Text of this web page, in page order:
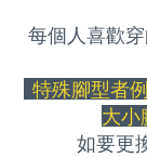
每個人喜歡
特殊腳型者
大小
如要更